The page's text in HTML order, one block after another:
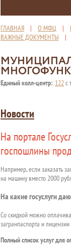
ГЛАВНАЯ | О МФЦ |
ВАЖНЫЕ ДОКУМЕНТЫ
Единый колл-центр: 122с
Новости
На портале
госпошлины
Например, если заказать
на машину вместо 2000
На какие госуслуги
Со скидкой можно
загранпаспорта и
Полный список услуг для